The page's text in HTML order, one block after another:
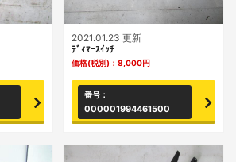
2021.01.23 更新
ﾃﾞｨﾏｰｽｲｯﾁ
価格(税別)：8,000円
番号：
000001994461500